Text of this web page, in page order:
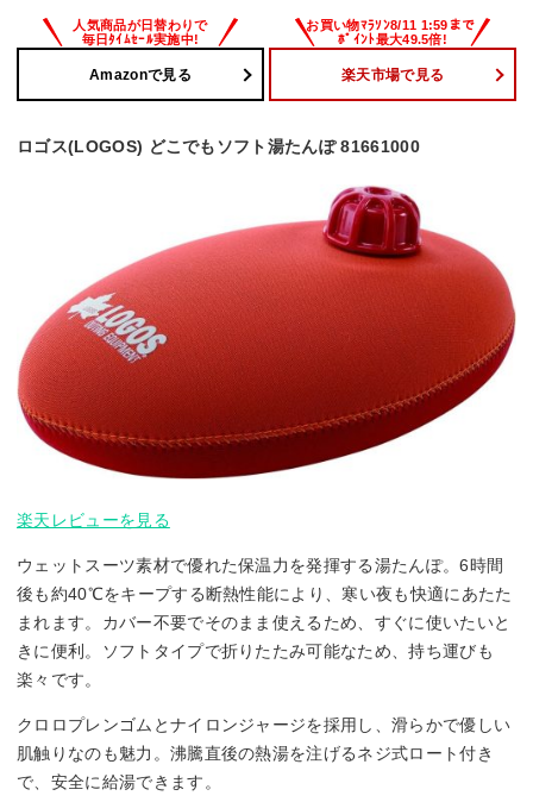
Amazonで見る 楽天市場で見る
ロゴス(LOGOS) どこでもソフト湯たんぽ 81661000
楽天レビューを見る
ウェットスーツ素材で優れた保温力を発揮する湯たんぽ。6時間
後も約40℃をキープする断熱性能により、寒い夜も快適にあたた
まれます。カバー不要でそのまま使えるため、すぐに使いたいと
きに便利。ソフトタイプで折りたたみ可能なため、持ち運びも
楽々です。
クロロプレンゴムとナイロンジャージを採用し、滑らかで優しい
肌触りなのも魅力。沸騰直後の熱湯を注げるネジ式ロート付き
で、安全に給湯できます。